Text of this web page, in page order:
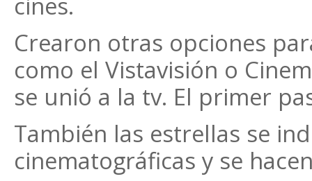
Crearon otras opciones
como el Vistavisión o
se unió a la tv. El primer
También las estrellas se
cinematográficas y se